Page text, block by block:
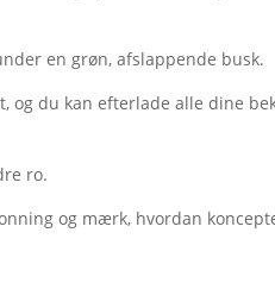
en grøn, afslappende busk.
og du kan efterlade alle dine
ro.
og mærk, hvordan